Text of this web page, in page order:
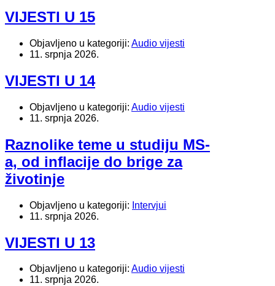
VIJESTI U 15
Objavljeno u kategoriji: Audio vijesti
11. srpnja 2026.
VIJESTI U 14
Objavljeno u kategoriji: Audio vijesti
11. srpnja 2026.
Raznolike teme u studiju MS-
a, od inflacije do brige za
životinje
Objavljeno u kategoriji: Intervjui
11. srpnja 2026.
VIJESTI U 13
Objavljeno u kategoriji: Audio vijesti
11. srpnja 2026.